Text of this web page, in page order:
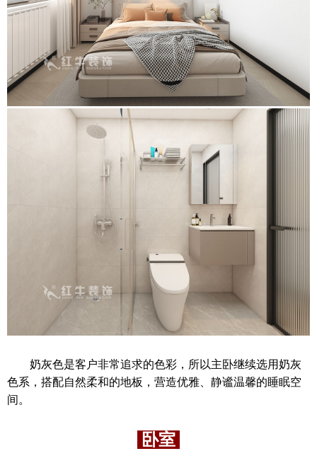
奶灰色是客户非常追求的色彩，所以主卧继续选用奶灰
色系，搭配自然柔和的地板，营造优雅、静谧温馨的睡眠空
间。
卧室